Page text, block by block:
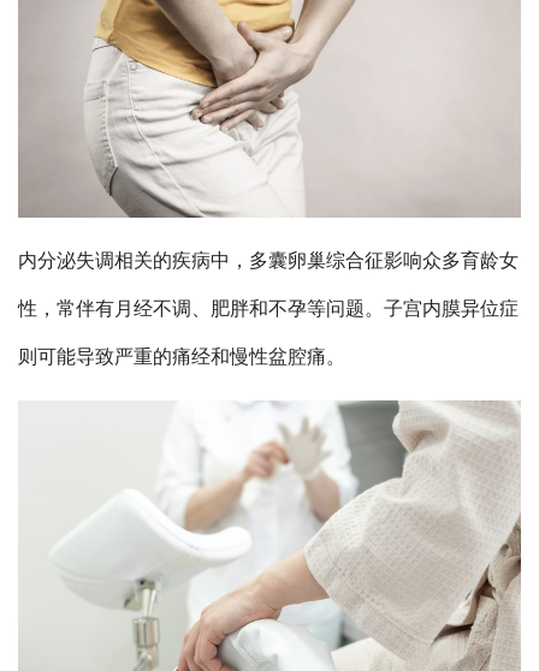
内分泌失调相关的疾病中，多囊卵巢综合征影响众多育龄女
性，常伴有月经不调、肥胖和不孕等问题。子宫内膜异位症
则可能导致严重的痛经和慢性盆腔痛。